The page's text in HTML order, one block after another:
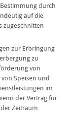
durch
auf die
zugeschnitten
zur Erbringung
zu
von
Speisen und
im
der Vertrag für
Zeitraum